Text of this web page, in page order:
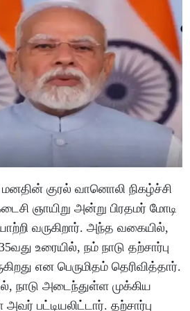
குரல் வானொலி நிகழ்ச்சி
ஞாயிறு அன்று பிரதமர் மோடி
வருகிறார். அந்த வகையில்,
உரையில், நம் நாடு தற்சார்பு
என பெருமிதம் தெரிவித்தார்.
நாடு அடைந்துள்ள முக்கிய
பட்டியலிட்டார். தற்சார்பு